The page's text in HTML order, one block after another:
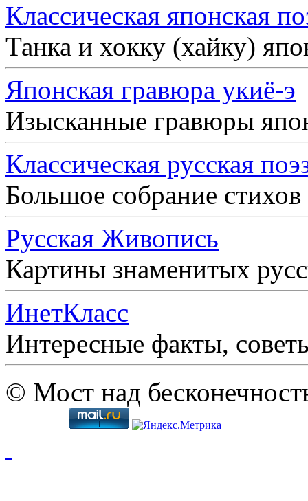
Классическая японская
Танка и хокку (хайку)
Японская гравюра укиё-э
Изысканные гравюры
Классическая русская
Большое собрание
Русская Живопись
Картины знаменитых
ИнетКласс
Интересные факты,
© Мост над